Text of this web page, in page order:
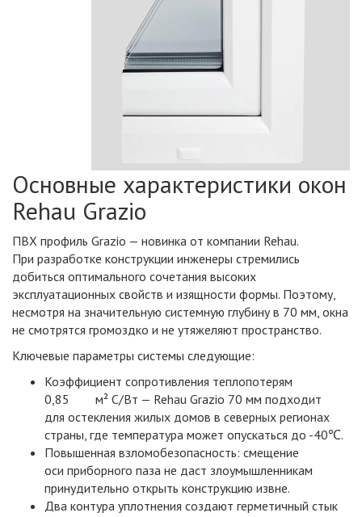
Основные характеристики окон
Rehau Grazio
ПВХ профиль Grazio — новинка от компании Rehau.
При разработке конструкции инженеры стремились
добиться оптимального сочетания высоких
эксплуатационных свойств и изящности формы. Поэтому,
несмотря на значительную системную глубину в 70 мм, окна
не смотрятся громоздко и не утяжеляют пространство.
Ключевые параметры системы следующие:
Коэффициент сопротивления теплопотерям
0,85 м² С/Вт — Rehau Grazio 70 мм подходит
для остекления жилых домов в северных регионах
страны, где температура может опускаться до -40℃.
Повышенная взломобезопасность: смещение
оси приборного паза не даст злоумышленникам
принудительно открыть конструкцию извне.
Два контура уплотнения создают герметичный стык